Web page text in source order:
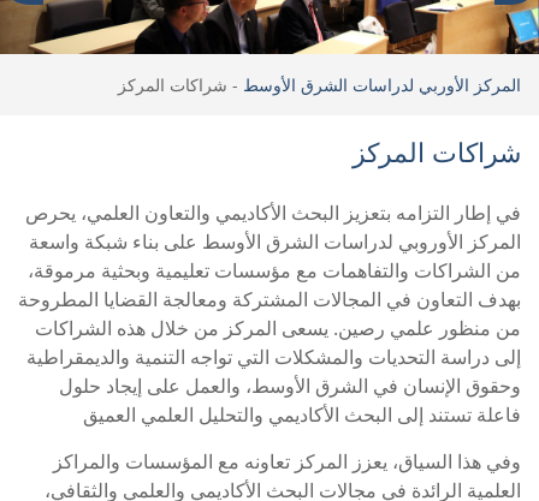
المركز الأوربي لدراسات الشرق الأوسط - شراكات المركز
شراكات المركز
في إطار التزامه بتعزيز البحث الأكاديمي والتعاون العلمي، يحرص
المركز الأوروبي لدراسات الشرق الأوسط على بناء شبكة واسعة
من الشراكات والتفاهمات مع مؤسسات تعليمية وبحثية مرموقة،
بهدف التعاون في المجالات المشتركة ومعالجة القضايا المطروحة
من منظور علمي رصين. يسعى المركز من خلال هذه الشراكات
إلى دراسة التحديات والمشكلات التي تواجه التنمية والديمقراطية
وحقوق الإنسان في الشرق الأوسط، والعمل على إيجاد حلول
فاعلة تستند إلى البحث الأكاديمي والتحليل العلمي العميق
وفي هذا السياق، يعزز المركز تعاونه مع المؤسسات والمراكز
العلمية الرائدة في مجالات البحث الأكاديمي والعلمي والثقافي،